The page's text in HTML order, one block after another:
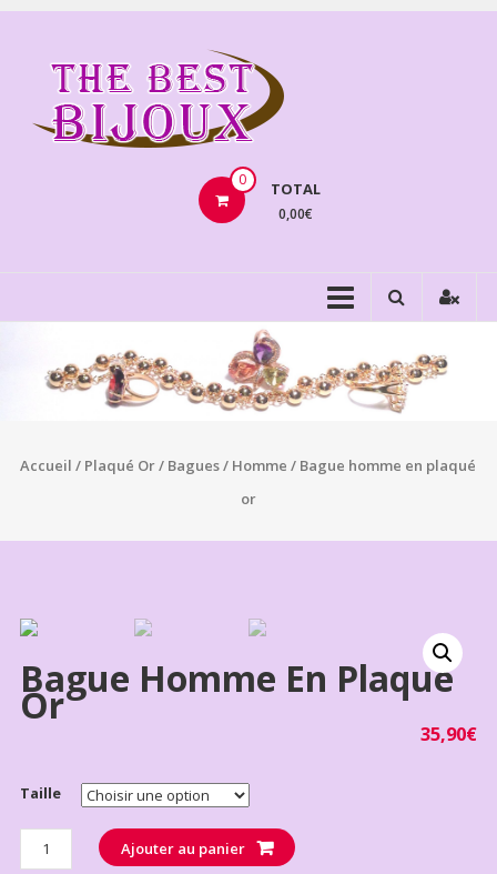
Aller
contenu
0 TOTAL
0,00€
Accueil / Plaqué Or/ Bagues/ Homme / Bague homme en plaqué
or
Bague Homme En Plaqué
Or
35,90€
Taille
Quantité Ajouter au panier